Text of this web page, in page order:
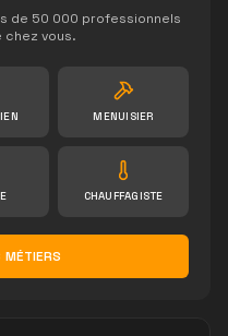
de 50 000 professionnels
vous.
MENUISIER
CHAUFFAGISTE
MÉTIERS